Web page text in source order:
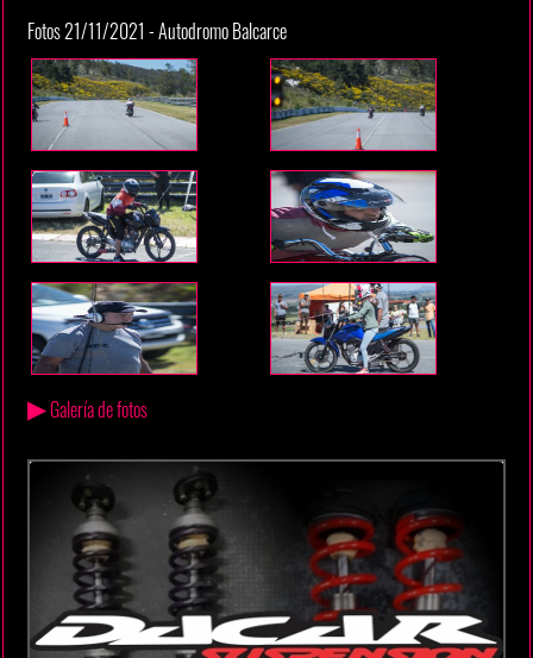
Fotos 21/11/2021 - Autodromo Balcarce
▶Galería de fotos